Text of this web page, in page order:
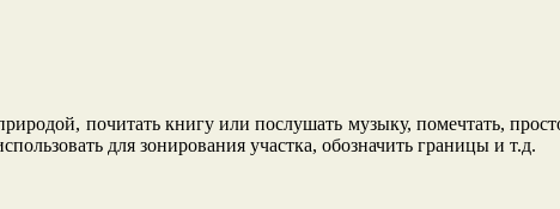
почитать книгу или послушать музыку, помечтать,
для зонирования участка, обозначить границы и т.д.